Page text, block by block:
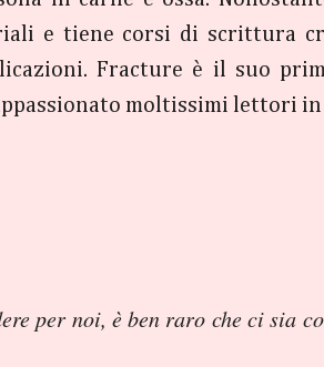
e tiene corsi di scrittura
Fracture è il suo
moltissimi lettori in
per noi, è ben raro che ci sia